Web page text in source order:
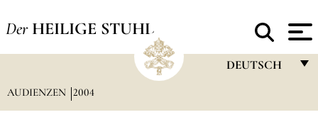
Der HEILIGE STUHL
DEUTSCH
AUDIENZEN 2004